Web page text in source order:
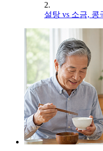
2.
설탕 vs 소금, 콩